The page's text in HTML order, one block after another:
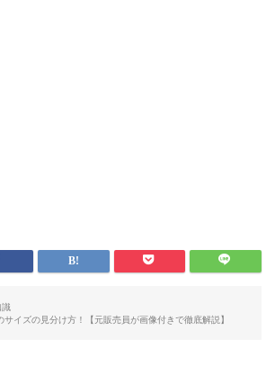
サイズの見分け方！【元販売員が画像付きで徹底解説】